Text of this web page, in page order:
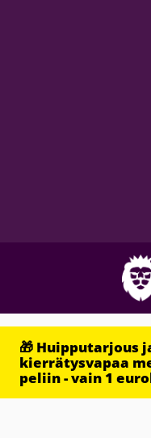
🎁 Huipputarjous
kierrätysvapaa
peliin - vain 1